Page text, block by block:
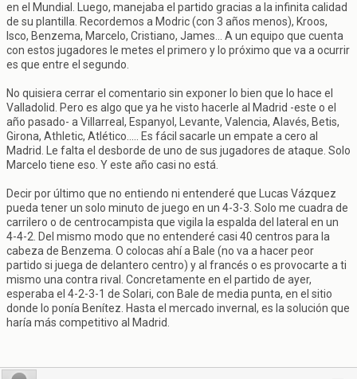
en el Mundial. Luego, manejaba el partido gracias a la infinita calidad
de su plantilla. Recordemos a Modric (con 3 años menos), Kroos,
Isco, Benzema, Marcelo, Cristiano, James... A un equipo que cuenta
con estos jugadores le metes el primero y lo próximo que va a ocurrir
es que entre el segundo.
No quisiera cerrar el comentario sin exponer lo bien que lo hace el
Valladolid. Pero es algo que ya he visto hacerle al Madrid -este o el
año pasado- a Villarreal, Espanyol, Levante, Valencia, Alavés, Betis,
Girona, Athletic, Atlético..... Es fácil sacarle un empate a cero al
Madrid. Le falta el desborde de uno de sus jugadores de ataque. Solo
Marcelo tiene eso. Y este año casi no está.
Decir por último que no entiendo ni entenderé que Lucas Vázquez
pueda tener un solo minuto de juego en un 4-3-3. Solo me cuadra de
carrilero o de centrocampista que vigila la espalda del lateral en un
4-4-2. Del mismo modo que no entenderé casi 40 centros para la
cabeza de Benzema. O colocas ahí a Bale (no va a hacer peor
partido si juega de delantero centro) y al francés o es provocarte a ti
mismo una contra rival. Concretamente en el partido de ayer,
esperaba el 4-2-3-1 de Solari, con Bale de media punta, en el sitio
donde lo ponía Benítez. Hasta el mercado invernal, es la solución que
haría más competitivo al Madrid.